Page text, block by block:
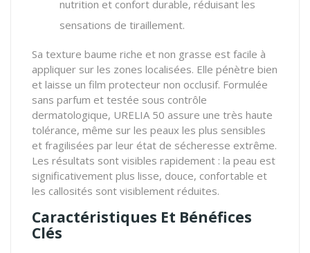
nutrition et confort durable, réduisant les
sensations de tiraillement.
Sa texture baume riche et non grasse est facile à
appliquer sur les zones localisées. Elle pénètre bien
et laisse un film protecteur non occlusif. Formulée
sans parfum et testée sous contrôle
dermatologique, URELIA 50 assure une très haute
tolérance, même sur les peaux les plus sensibles
et fragilisées par leur état de sécheresse extrême.
Les résultats sont visibles rapidement : la peau est
significativement plus lisse, douce, confortable et
les callosités sont visiblement réduites.
Caractéristiques Et Bénéfices
Clés